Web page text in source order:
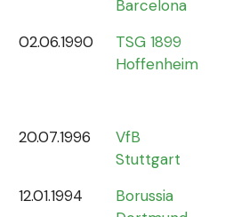
Barcelona
02.06.1990
TSG 1899
Hoffenheim
20.07.1996
VfB
Stuttgart
12.01.1994
Borussia